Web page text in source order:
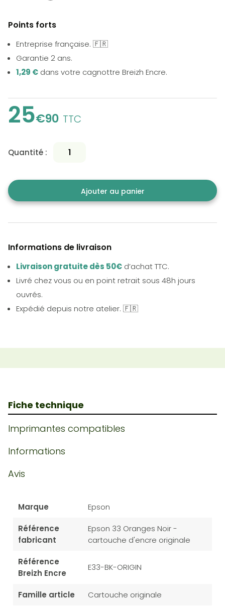
Points forts
Entreprise française. 🇫🇷
Garantie 2 ans.
1,29 € dans votre cagnottre Breizh Encre.
25€90 TTC
Quantité :
Ajouter au panier
Informations de livraison
Livraison gratuite dès 50€ d’achat TTC.
Livré chez vous ou en point retrait sous 48h jours
ouvrés.
Expédié depuis notre atelier. 🇫🇷
Fiche technique
Imprimantes compatibles
Informations
Avis
Marque Epson
Référence
fabricant
Epson 33 Oranges Noir -
cartouche d'encre originale
Référence
Breizh Encre
E33-BK-ORIGIN
Famille article Cartouche originale